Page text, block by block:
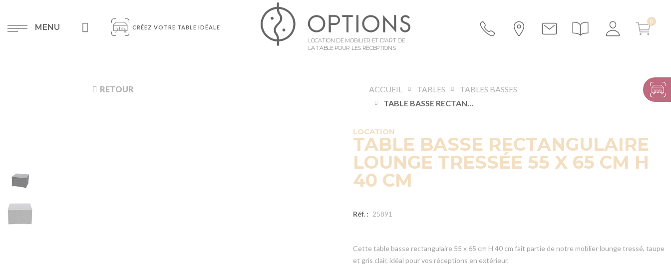
MENU CRÉEZ VOTRE TABLE IDÉALE
LOCATION DE MOBILIER ET D’ART DE
LA TABLE POUR LES RÉCEPTIONS
RETOUR ACCUEIL TABLES
TABLES BASSES
TABLE BASSE RECTANGULAIRE LOUNGE TRESSÉE 55 X 65 CM H 40 CM
LOCATION
TABLE BASSE RECTANGULAIRE
LOUNGE TRESSÉE 55 X 65 CM H
40 CM
Réf. : 25891
Cette table basse rectangulaire 55 x 65 cm H 40 cm fait partie de notre moblier lounge tressé, taupe
et gris clair, idéal pour vos réceptions en extérieur.